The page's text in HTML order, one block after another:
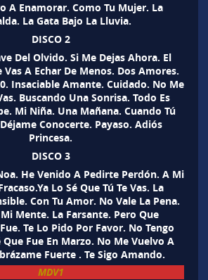
A Enamorar. Como Tu Mujer. La
La Gata Bajo La Lluvia.
DISCO 2
Del Olvido. Si Me Dejas Ahora. El
A Echar De Menos. Dos Amores.
Insaciable Amante. Cuidado. No Me
Buscando Una Sonrisa. Todo Es
Mi Niña. Una Mañana. Cuando Tú
Conocerte. Payaso. Adiós
Princesa.
DISCO 3
He Venido A Pedirte Perdón. A Mi
Lo Sé Que Tú Te Vas. La
Con Tu Amor. No Vale La Pena.
Mente. La Farsante. Pero Que
Te Lo Pido Por Favor. No Tengo
Que Fue En Marzo. No Me Vuelvo A
Fuerte . Te Sigo Amando.
MDV1